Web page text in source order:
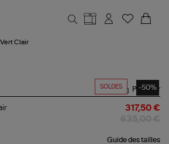
Clair
SOLDES -50%
Partager
317,50 €
Guide des tailles